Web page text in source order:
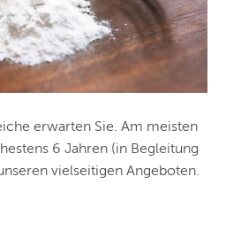
erwarten Sie. Am meisten
6 Jahren (in Begleitung
vielseitigen Angeboten.